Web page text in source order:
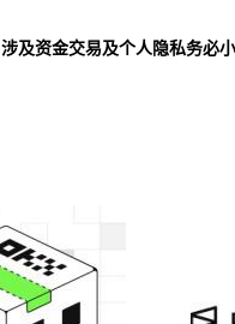
资金交易及个人隐私务必